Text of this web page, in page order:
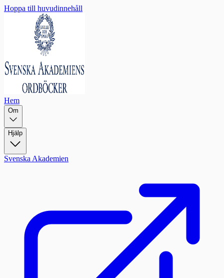
Hoppa till huvudinnehåll
Hem
Om
Hjälp
Svenska Akademien